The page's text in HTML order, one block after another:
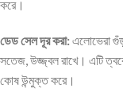
করে।
ডেড সেল দূর করা:এলোভেরা
সতেজ, উজ্জ্বল রাখে। এটি
কোষ উন্মুক্ত করে।